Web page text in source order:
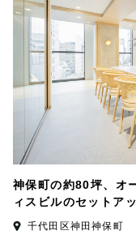
神保町の約80坪、オ
ィスビルのセットア
千代田区神田神保町